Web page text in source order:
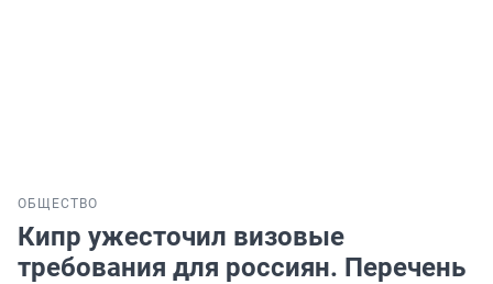
ОБЩЕСТВО
Кипр ужесточил визовые
требования для россиян. Перечень